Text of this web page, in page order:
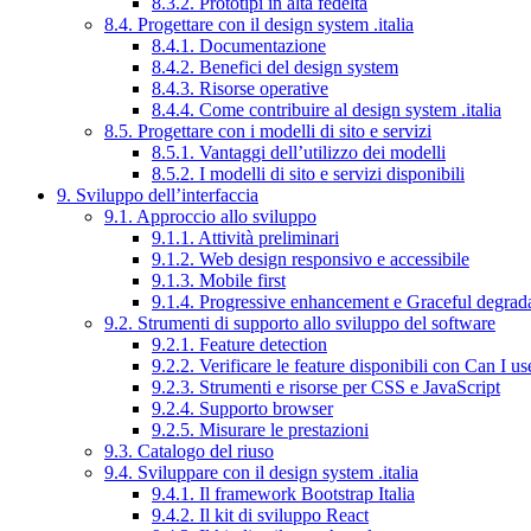
8.4. Progettare con il design system .italia
8.4.1. Documentazione
8.4.2. Benefici del design system
8.4.3. Risorse operative
8.4.4. Come contribuire al design system .italia
8.5. Progettare con i modelli di sito e servizi
8.5.1. Vantaggi dell’utilizzo dei modelli
8.5.2. I modelli di sito e servizi disponibili
9. Sviluppo dell’interfaccia
9.1. Approccio allo sviluppo
9.1.1. Attività preliminari
9.1.2. Web design responsivo e accessibile
9.1.3. Mobile first
9.1.4. Progressive enhancement e Graceful
9.2. Strumenti di supporto allo sviluppo del software
9.2.1. Feature detection
9.2.2. Verificare le feature disponibili con Can I
9.2.3. Strumenti e risorse per CSS e JavaScript
9.2.4. Supporto browser
9.2.5. Misurare le prestazioni
9.3. Catalogo del riuso
9.4. Sviluppare con il design system .italia
9.4.1. Il framework Bootstrap Italia
9.4.2. Il kit di sviluppo React